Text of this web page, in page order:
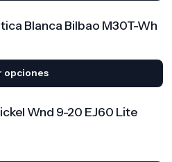
Blanca Bilbao M30T-Wh
opciones
Wnd 9-20 EJ60 Lite